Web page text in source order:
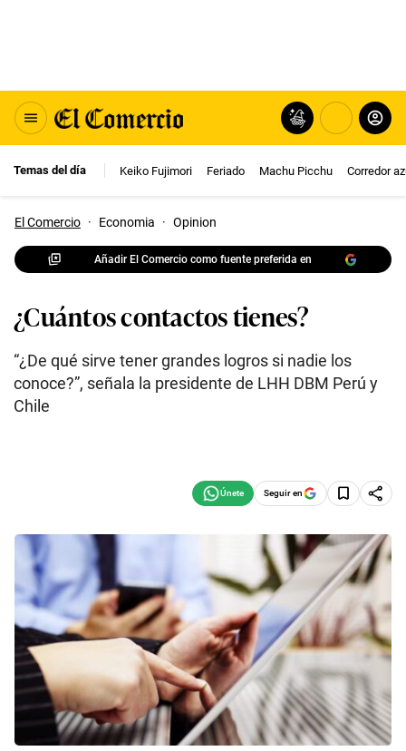
Temas del día Keiko Fujimori Feriado Machu Picchu Corredor
El Comercio · Economia · Opinion
Añadir El Comercio como fuente preferida en
¿Cuántos contactos tienes?
“¿De qué sirve tener grandes logros si nadie los
conoce?”, señala la presidente de LHH DBM Perú y
Chile
Seguir en